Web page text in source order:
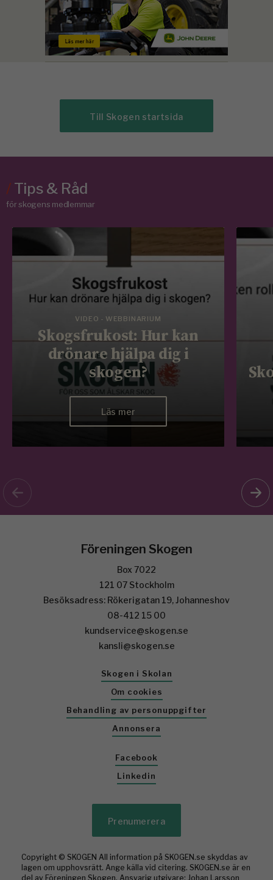
Till Skogen startsida
/Tips & Råd
för skogens medlemmar
VIDEO - WEBBINARIUM
Skogsfrukost: Hur kan
drönare hjälpa dig i
skogen?
Läs mer
Föreningen Skogen
Box 7022
121 07 Stockholm
Besöksadress: Rökerigatan 19, Johanneshov
08-412 15 00
kundservice@skogen.se
kansli@skogen.se
Skogen i Skolan
Om cookies
Behandling av personuppgifter
Annonsera
Facebook
Linkedin
Prenumerera
Copyright © SKOGEN All information på SKOGEN.se skyddas av
lagen om upphovsrätt. Ange källa vid citering. SKOGEN.se är en
del av Föreningen Skogen. Ansvarig utgivare: Johan Larsson